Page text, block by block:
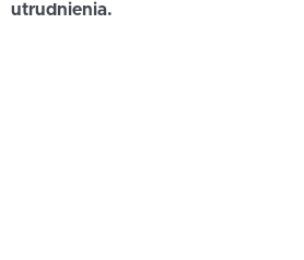
utrudnienia.